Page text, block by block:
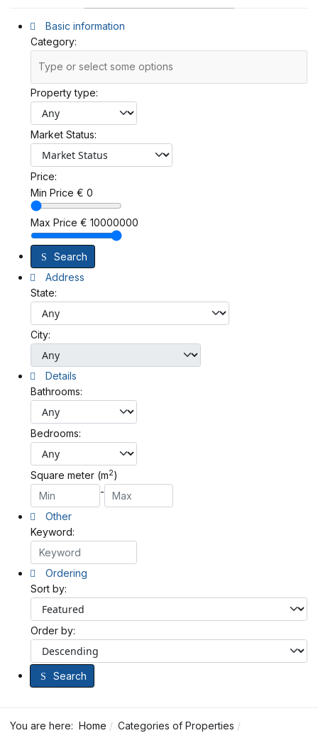
Basic information
Category:
Property type:
Market Status:
Price:
Min Price € 0
Max Price € 10000000
Search
Address
State:
City:
Details
Bathrooms:
Bedrooms:
Square meter (m2)
-
Other
Keyword:
Ordering
Sort by:
Order by:
Search
You are here: Home Categories of Properties